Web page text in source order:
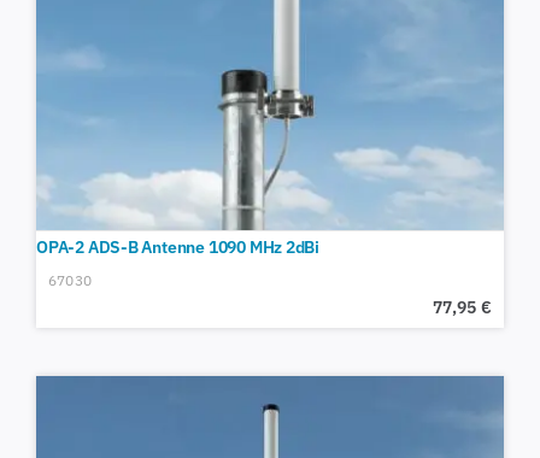
OPA-2 ADS-B Antenne 1090 MHz 2dBi
67030
77,95 €